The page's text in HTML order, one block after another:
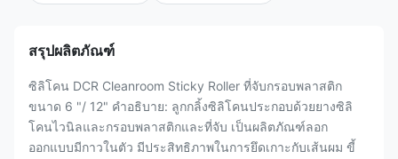
สรุปผลิตภัณฑ์
ซิลิโคน DCR Cleanroom Sticky Roller ที่จับกรอบพลาสติก
ขนาด 6 "/ 12" คำอธิบาย: ลูกกลิ้งซิลิโคนประกอบด้วยยางซิลิ
โคนไวนิลและกรอบพลาสติกและที่จับ เป็นผลิตภัณฑ์ลอก
ออกแบบมีกาวในตัว มีประสิทธิภาพในการยึดเกาะกับเส้นผม ขี้